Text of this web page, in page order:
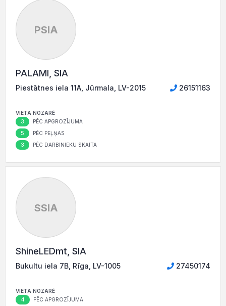
PSIA
PALAMI, SIA
Piestātnes iela 11A, Jūrmala, LV-2015 26151163
VIETA NOZARĒ
3 PĒC APGROZĪJUMA
5 PĒC PEĻŅAS
3 PĒC DARBINIEKU SKAITA
SSIA
ShineLEDmt, SIA
Bukultu iela 7B, Rīga, LV-1005 27450174
VIETA NOZARĒ
4 PĒC APGROZĪJUMA